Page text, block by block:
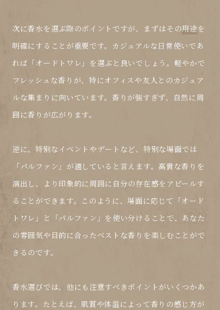
次に香水を選ぶ際のポイントですが、まずはその用途を
明確にすることが重要です。カジュアルな日常使いであ
れば「オードトワレ」を選ぶと良いでしょう。軽やかで
フレッシュな香りが、特にオフィスや友人とのカジュア
ルな集まりに向いています。香りが強すぎず、自然に周
囲に香りが広がります。
逆に、特別なイベントやデートなど、特別な場面では
「パルファン」が適していると言えます。高貴な香りを
演出し、より印象的に周囲に自分の存在感をアピールす
ることができます。このように、場面に応じて「オード
トワレ」と「パルファン」を使い分けることで、あなた
の雰囲気や目的に合ったベストな香りを楽しむことがで
きるのです。
香水選びでは、他にも注意すべきポイントがいくつかあ
ります。たとえば、肌質や体温によって香りの感じ方が